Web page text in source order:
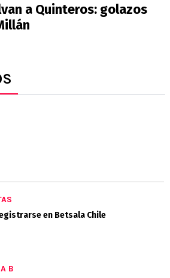
a Quinteros: golazos
en Betsala Chile
B